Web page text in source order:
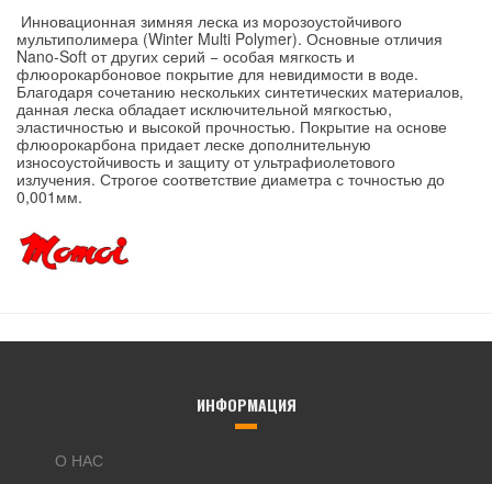
Инновационная зимняя леска из морозоустойчивого
мультиполимера (Winter Multi Polymer). Основные отличия
Nano-Soft от других серий − особая мягкость и
флюорокарбоновое покрытие для невидимости в воде.
Благодаря сочетанию нескольких синтетических материалов,
данная леска обладает исключительной мягкостью,
эластичностью и высокой прочностью. Покрытие на основе
флюорокарбона придает леске дополнительную
износоустойчивость и защиту от ультрафиолетового
излучения. Строгое соответствие диаметра с точностью до
0,001мм.
ИНФОРМАЦИЯ
О НАС